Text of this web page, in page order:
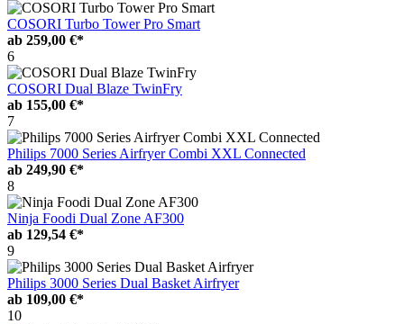
COSORI Turbo Tower Pro Smart
ab 259,00 €*
6
COSORI Dual Blaze TwinFry
ab 155,00 €*
7
Philips 7000 Series Airfryer Combi XXL Connected
ab 249,90 €*
8
Ninja Foodi Dual Zone AF300
ab 129,54 €*
9
Philips 3000 Series Dual Basket Airfryer
ab 109,00 €*
10